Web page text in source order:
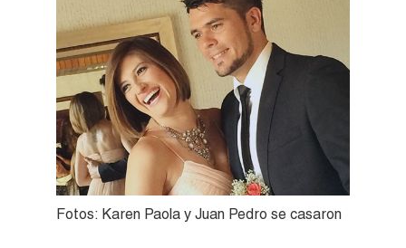
Fotos: Karen Paola y Juan Pedro se casaron